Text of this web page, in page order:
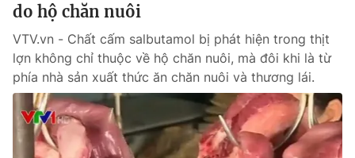
do hộ chăn nuôi
VTV.vn - Chất cấm salbutamol bị phát hiện trong thịt
lợn không chỉ thuộc về hộ chăn nuôi, mà đôi khi là từ
phía nhà sản xuất thức ăn chăn nuôi và thương lái.